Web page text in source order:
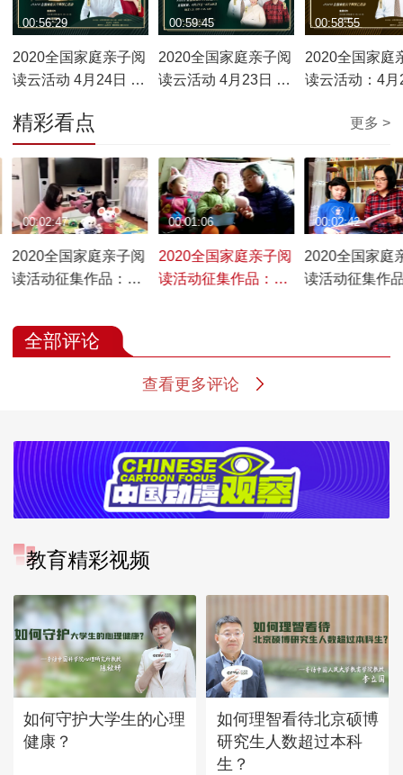
2020全国家庭亲子阅
读云活动 4月24日 王
典正当时》
00:56:29
2020全国家庭亲子阅
读云活动 4月23日 王
00:59:45
2020全国家庭
读云活动：4月
《在亲子共读
00:58:55
精彩看点 更多 >
2020全国家庭亲子阅
读活动征集作品：世
00:02:47
2020全国家庭亲子阅
读活动征集作品：从
00:01:06
2020全国家庭
读活动征集作
00:02:42
全部评论
查看更多评论
教育精彩视频
如何守护大学生的心理
健康？
如何理智看待北京硕博
研究生人数超过本科
生？